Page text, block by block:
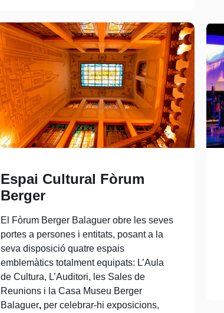
Espai Cultural Fòrum
Berger
El Fòrum Berger Balaguer obre les seves
portes a persones i entitats, posant a la
seva disposició quatre espais
emblemàtics totalment equipats: L’Aula
de Cultura, L’Auditori, les Sales de
Reunions i la Casa Museu Berger
Balaguer,per celebrar-hi exposicions,